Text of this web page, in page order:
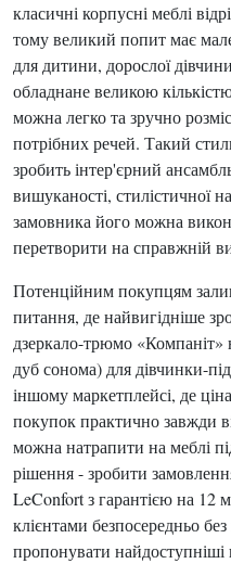
класичні корпусні меблі
тому великий попит має
для дитини, дорослої
обладнане великою
можна легко та зручно
потрібних речей. Такий
зробить інтер'єрний
вишуканості, стилістичної
замовника його можна
перетворити на справжній
Потенційним покупцям
питання, де найвигідніше
дзеркало-трюмо «Компаніт»
дуб сонома) для дівчинки-
іншому маркетплейсі, де
покупок практично завжди
можна натрапити на меблі
рішення - зробити
LeConfort з гарантією на 12
клієнтами безпосередньо
пропонувати